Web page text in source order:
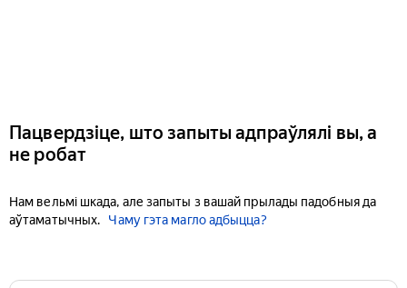
Пацвердзіце, што запыты адпраўлялі вы, а
не робат
Нам вельмі шкада, але запыты з вашай прылады падобныя да
аўтаматычных.
Чаму гэта магло адбыцца?